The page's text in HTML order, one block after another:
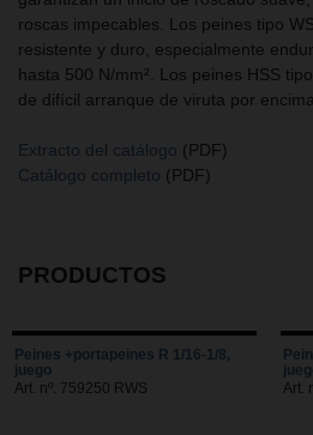
roscas impecables. Los peines tipo
resistente y duro, especialmente
hasta 500 N/mm². Los peines HSS
de difícil arranque de viruta por
Extracto del catálogo (PDF)
Catálogo completo (PDF)
PRODUCTOS
Peines +portapeines R 1/16-1/8,
juego
Art. nº. 759250 RWS
Art.